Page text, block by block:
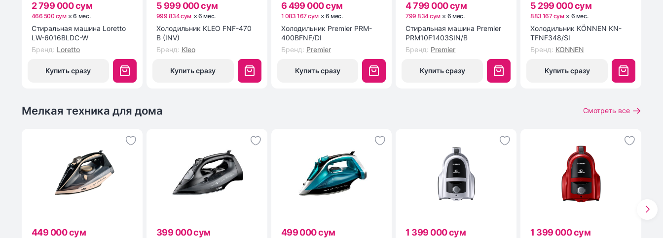
2 799 000 сум
466 500 сум ×6 мес.
Стиральная машина Loretto
LW-6016BLDC-W
Бренд: Loretto
Купить сразу
5 999 000 сум
999 834 сум ×6 мес.
Холодильник KLEO FNF-470
B (INV)
Бренд: Kleo
Купить сразу
6 499 000 сум
1 083 167 сум × 6 мес.
Холодильник Premier PRM-
400BFNF/DI
Бренд: Premier
Купить сразу
4 799 000 сум
799 834 сум × 6 мес.
Стиральная машина Premier
PRM10F1403SIN/B
Бренд: Premier
Купить сразу
5 299 000 сум
883 167 сум × 6 мес.
Холодильник KÖNNEN KN-
TFNF348/SI
Бренд: KONNEN
Купить сразу
Мелкая техника для дома Смотреть все
449 000 сум 399 000 сум 499 000 сум 1 399 000 сум 1 399 000 сум